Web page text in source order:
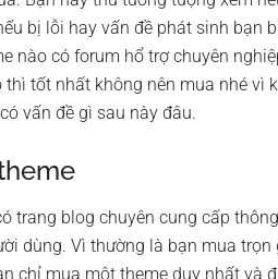
bị lỗi hay vấn đề phát sinh bạn
nào có forum hổ trợ chuyên
thì tốt nhất không nên mua nhé vì
vấn đề gì sau này đâu.
trang blog chuyên cung cấp
dùng. Vì thường là bạn mua
chỉ mua một theme duy nhất và